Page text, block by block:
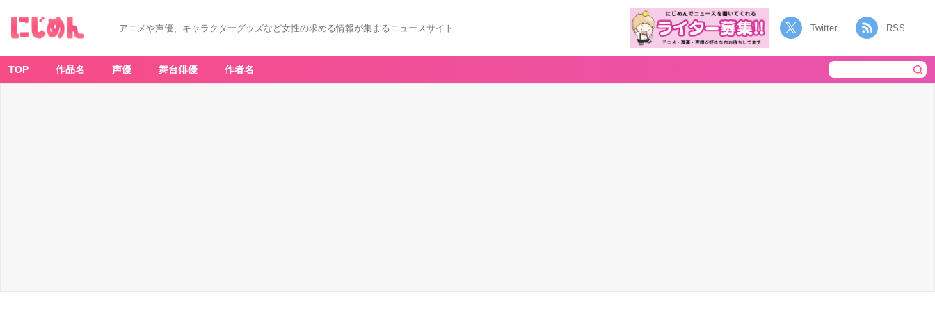
アニメや声優、キャラクターグッズなど女性の求める情報が集まるニュースサイト Twitter RSS
TOP 作品名 声優 舞台俳優 作者名